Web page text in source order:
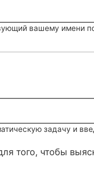
вашему имени
задачу и
того, чтобы